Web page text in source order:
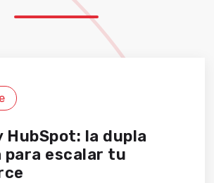
HubSpot: la dupla
escalar tu